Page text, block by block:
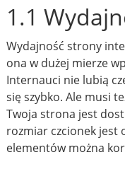
1.1
Wydajność strony
ona w dużej mierze
Internauci nie lubią
się szybko. Ale musi
Twoja strona jest
rozmiar czcionek jest
elementów można